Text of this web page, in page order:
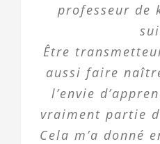
professeur de
Être
aussi faire
l’envie
vraiment partie
Cela m’a donné